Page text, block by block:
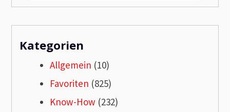
Kategorien
Allgemein (10)
Favoriten (825)
Know-How (232)